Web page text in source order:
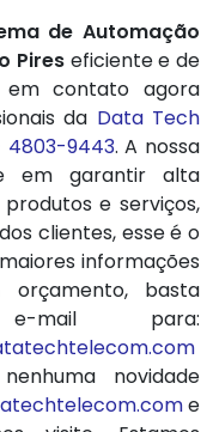
de Automação
Pires eficiente e de
em contato agora
da Data Tech
4803-9443. A nossa
em garantir alta
e serviços,
clientes, esse é o
informações
basta
mail para:
novidade
e